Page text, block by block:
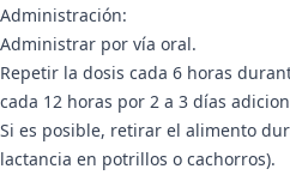
Administración:
Administrar por vía oral.
Repetir la dosis cada 6 horas
cada 12 horas por 2 a 3 días
Si es posible, retirar el alimento
lactancia en potrillos o cachorros).